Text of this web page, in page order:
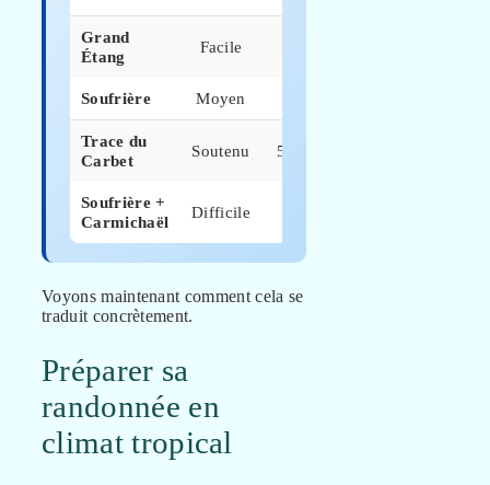
Grand
Étang
Facile
Soufrière Moyen
Trace du
Carbet
Soutenu 5h30
Soufrière +
Carmichaël
Difficile
Voyons maintenant comment cela se
traduit concrètement.
Préparer sa
randonnée en
climat tropical